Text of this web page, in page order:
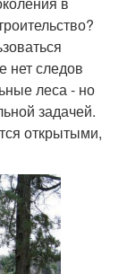
нет следов
леса - но
задачей.
открытыми,